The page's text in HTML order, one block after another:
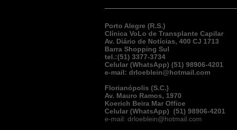
Porto Alegre (R.S.)
Clínica VoLo de Transplante Capilar
Av. Diário de Notícias, 400 CJ 1713
Barra Shopping Sul
tel.:(51) 3377-3734
Celular (WhatsApp) (51) 98906-4201
e-mail: drloeblein@hotmail.com
Florianópolis (S.C.)
Av. Mauro Ramos, 1970
Koerich Beira Mar Office
Celular (WhatsApp) (51) 98906-4201
e-mail: drloeblein@hotmail.com